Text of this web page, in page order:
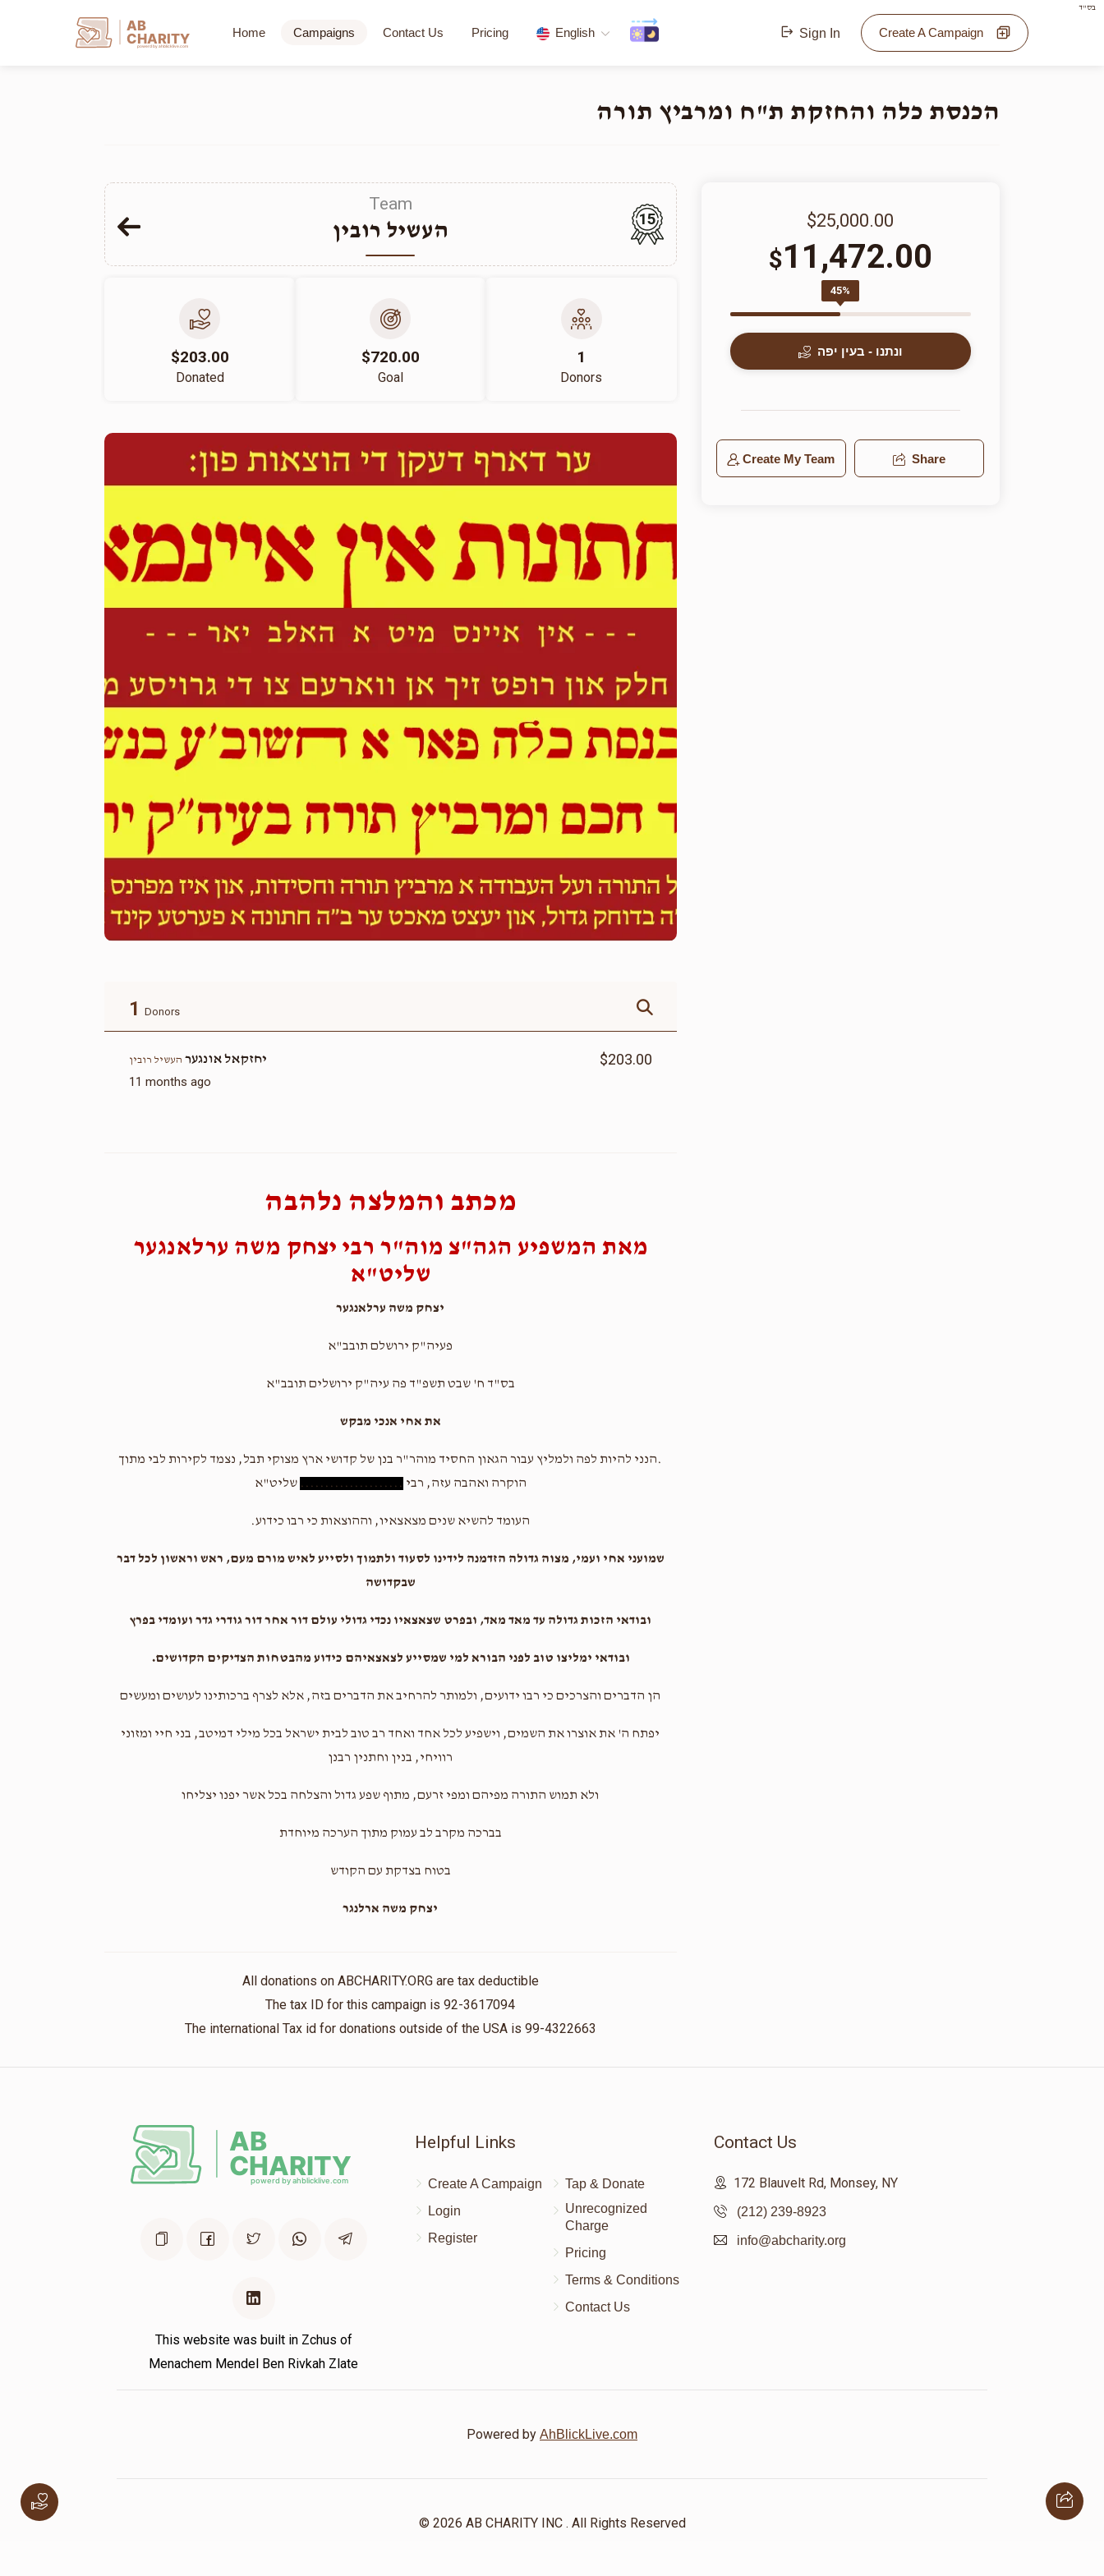
בס"ד
AB
CHARITY
powerd by ahblicklive.com
Home Campaigns Contact Us Pricing English Sign In Create A Campaign
הכנסת כלה והחזקת ת"ח ומרביץ תורה
Team
העשיל רובין 15
$203.00
Donated
$720.00
Goal
1
Donors
1 Donors
יחזקאל אונגער העשיל רובין
11 months ago
$203.00
מכתב והמלצה נלהבה
מאת המשפיע הגה"צ מוה"ר רבי יצחק משה ערלאנגער
שליט"א
יצחק משה ערלאנגער
פעיה"ק ירושלם תובב"א
בס"ד ח' שבט תשפ"ד פה עיה"ק ירושלים תובב"א
את אחי אנכי מבקש
.הנני להיות לפה ולמליץ עבור הגאון החסיד מוהר"ר בנן של קדושי ארץ מצוקי תבל, נצמד לקירות לבי מתוך
הוקרה ואהבה עזה, רבי ..................... שליט"א
העומד להשיא שנים מצאצאיו, וההוצאות כי רבו כידוע.
שמועני אחי ועמי, מצוה גדולה הזדמנה לידינו לסעוד ולתמוך ולסייע לאיש מורם מעם, ראש וראשון לכל דבר
שבקדושה
ובודאי הזכות גדולה עד מאד מאד, ובפרט שצאצאיו נכדי גדולי עולם דור אחר דור גודרי גדר ועומדי בפרץ
ובודאי ימליצו טוב לפני הבורא למי שמסייע לצאצאיהם כידוע מהבטחות הצדיקים הקדושים.
הן הדברים והצרכים כי רבו ידועים, ולמותר להרחיב את הדברים בזה, אלא לצרף ברכותינו לעושים ומעשים
יפתח ה' את אוצרו את השמים, וישפיע לכל אחד ואחד רב טוב לבית ישראל בכל מילי דמיטב, בני חיי ומזוני
רוויחי, בנין וחתנין רבנן
ולא תמוש התורה מפיהם ומפי זרעם, מתוף שפע גדול והצלחה בכל אשר יפנו יצליחו
בברכה מקרב לב עמוק מתוך הערכה מיוחדת
בטוח בצדקת עם הקודש
יצחק משה ארלנגר
All donations on ABCHARITY.ORG are tax deductible
The tax ID for this campaign is 92-3617094
The international Tax id for donations outside of the USA is 99-4322663
$25,000.00
$11,472.00
45%
ונתנו - בעין יפה
Create My Team Share
This website was built in Zchus of
Menachem Mendel Ben Rivkah Zlate
Helpful Links
Create A Campaign
Login
Register
Tap & Donate
Unrecognized
Charge
Pricing
Terms & Conditions
Contact Us
Contact Us
172 Blauvelt Rd, Monsey, NY
(212) 239-8923
info@abcharity.org
Powered by AhBlickLive.com
© 2026 AB CHARITY INC . All Rights Reserved